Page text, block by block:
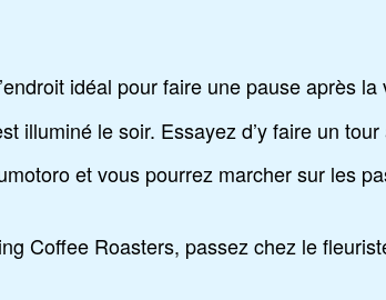
idéal pour faire une pause après
illuminé le soir. Essayez d’y faire un
et vous pourrez marcher sur les
Coffee Roasters, passez chez le